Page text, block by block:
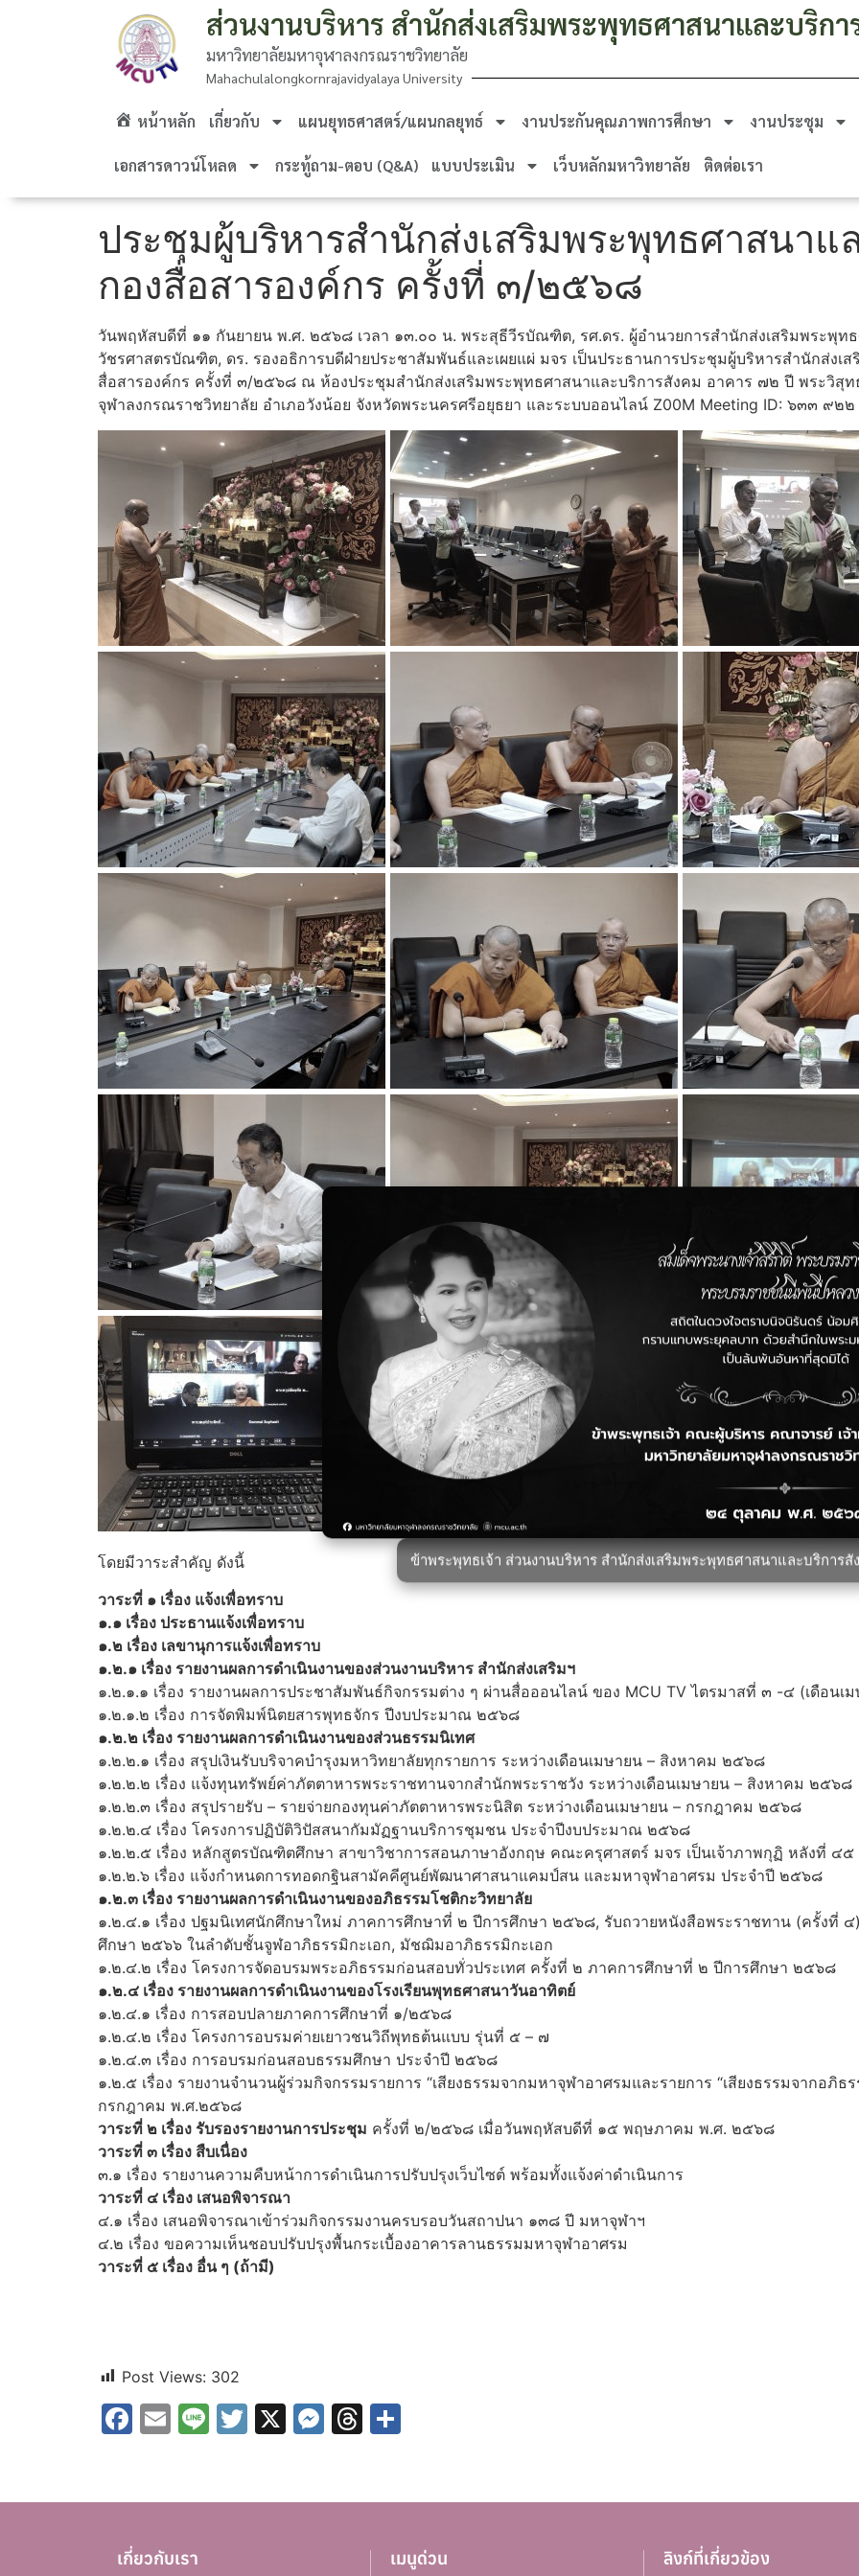
ข้าพระพุทธเจ้า ส่วนงานบริหาร สำนักส่งเสริมพระพุทธศาสนาและบริการสั
ส่วนงานบริหาร สำนักส่งเสริมพระพุทธศาสนาและบริกา
มหาวิทยาลัยมหาจุฬาลงกรณราชวิทยาลัย
Mahachulalongkornrajavidyalaya University
หน้าหลัก เกี่ยวกับ แผนยุทธศาสตร์/แผนกลยุทธ์ งานประกันคุณภาพการศึกษา งานประชุม
เอกสารดาวน์โหลด กระทู้ถาม-ตอบ (Q&A) แบบประเมิน เว็บหลักมหาวิทยาลัย ติดต่อเรา
ประชุมผู้บริหารสำนักส่งเสริมพระพุทธศาสนาแ
กองสื่อสารองค์กร ครั้งที่ ๓/๒๕๖๘
วันพฤหัสบดีที่ ๑๑ กันยายน พ.ศ. ๒๕๖๘ เวลา ๑๓.๐๐ น. พระสุธีวีรบัณฑิต, รศ.ดร. ผู้อำนวยการสำนักส่งเสริมพระพุ
วัชรศาสตรบัณฑิต, ดร. รองอธิการบดีฝ่ายประชาสัมพันธ์และเผยแผ่ มจร เป็นประธานการประชุมผู้บริหารสำนักส่งเ
สื่อสารองค์กร ครั้งที่ ๓/๒๕๖๘ ณ ห้องประชุมสำนักส่งเสริมพระพุทธศาสนาและบริการสังคม อาคาร ๗๒ ปี พระวิ
จุฬาลงกรณราชวิทยาลัย อำเภอวังน้อย จังหวัดพระนครศรีอยุธยา และระบบออนไลน์ Z00M Meeting ID: ๖๓๓ ๙๒
โดยมีวาระสำคัญ ดังนี้
วาระที่ ๑ เรื่อง แจ้งเพื่อทราบ
๑.๑ เรื่อง ประธานแจ้งเพื่อทราบ
๑.๒ เรื่อง เลขานุการแจ้งเพื่อทราบ
๑.๒.๑ เรื่อง รายงานผลการดำเนินงานของส่วนงานบริหาร สำนักส่งเสริมฯ
๑.๒.๑.๑ เรื่อง รายงานผลการประชาสัมพันธ์กิจกรรมต่าง ๆ ผ่านสื่อออนไลน์ ของ MCU TV ไตรมาสที่ ๓ -๔ (เดือน
๑.๒.๑.๒ เรื่อง การจัดพิมพ์นิตยสารพุทธจักร ปีงบประมาณ ๒๕๖๘
๑.๒.๒ เรื่อง รายงานผลการดำเนินงานของส่วนธรรมนิเทศ
๑.๒.๒.๑ เรื่อง สรุปเงินรับบริจาคบำรุงมหาวิทยาลัยทุกรายการ ระหว่างเดือนเมษายน – สิงหาคม ๒๕๖๘
๑.๒.๒.๒ เรื่อง แจ้งทุนทรัพย์ค่าภัตตาหารพระราชทานจากสำนักพระราชวัง ระหว่างเดือนเมษายน – สิงหาคม ๒๕๖๘
๑.๒.๒.๓ เรื่อง สรุปรายรับ – รายจ่ายกองทุนค่าภัตตาหารพระนิสิต ระหว่างเดือนเมษายน – กรกฎาคม ๒๕๖๘
๑.๒.๒.๔ เรื่อง โครงการปฏิบัติวิปัสสนากัมมัฏฐานบริการชุมชน ประจำปีงบประมาณ ๒๕๖๘
๑.๒.๒.๕ เรื่อง หลักสูตรบัณฑิตศึกษา สาขาวิชาการสอนภาษาอังกฤษ คณะครุศาสตร์ มจร เป็นเจ้าภาพกุฏิ หลังที่ ๔๕
๑.๒.๒.๖ เรื่อง แจ้งกำหนดการทอดกฐินสามัคคีศูนย์พัฒนาศาสนาแคมป์สน และมหาจุฬาอาศรม ประจำปี ๒๕๖๘
๑.๒.๓ เรื่อง รายงานผลการดำเนินงานของอภิธรรมโชติกะวิทยาลัย
๑.๒.๔.๑ เรื่อง ปฐมนิเทศนักศึกษาใหม่ ภาคการศึกษาที่ ๒ ปีการศึกษา ๒๕๖๘, รับถวายหนังสือพระราชทาน (ครั้งที่ ๔
ศึกษา ๒๕๖๖ ในลำดับชั้นจูฬอาภิธรรมิกะเอก, มัชฌิมอาภิธรรมิกะเอก
๑.๒.๔.๒ เรื่อง โครงการจัดอบรมพระอภิธรรมก่อนสอบทั่วประเทศ ครั้งที่ ๒ ภาคการศึกษาที่ ๒ ปีการศึกษา ๒๕๖๘
๑.๒.๔ เรื่อง รายงานผลการดำเนินงานของโรงเรียนพุทธศาสนาวันอาทิตย์
๑.๒.๔.๑ เรื่อง การสอบปลายภาคการศึกษาที่ ๑/๒๕๖๘
๑.๒.๔.๒ เรื่อง โครงการอบรมค่ายเยาวชนวิถีพุทธต้นแบบ รุ่นที่ ๕ – ๗
๑.๒.๔.๓ เรื่อง การอบรมก่อนสอบธรรมศึกษา ประจำปี ๒๕๖๘
๑.๒.๕ เรื่อง รายงานจำนวนผู้ร่วมกิจกรรมรายการ “เสียงธรรมจากมหาจุฬาอาศรมและรายการ “เสียงธรรมจากอภิธ
กรกฎาคม พ.ศ.๒๕๖๘
วาระที่ ๒ เรื่อง รับรองรายงานการประชุม ครั้งที่ ๒/๒๕๖๘ เมื่อวันพฤหัสบดีที่ ๑๕ พฤษภาคม พ.ศ. ๒๕๖๘
วาระที่ ๓ เรื่อง สืบเนื่อง
๓.๑ เรื่อง รายงานความคืบหน้าการดำเนินการปรับปรุงเว็บไซต์ พร้อมทั้งแจ้งค่าดำเนินการ
วาระที่ ๔ เรื่อง เสนอพิจารณา
๔.๑ เรื่อง เสนอพิจารณาเข้าร่วมกิจกรรมงานครบรอบวันสถาปนา ๑๓๘ ปี มหาจุฬาฯ
๔.๒ เรื่อง ขอความเห็นชอบปรับปรุงพื้นกระเบื้องอาคารลานธรรมมหาจุฬาอาศรม
วาระที่ ๕ เรื่อง อื่น ๆ (ถ้ามี)
Post Views: 302
Facebook
Email
LineTwitter
X Messenger
Threads
เกี่ยวกับเรา เมนูด่วน ลิงก์ที่เกี่ยวข้อง